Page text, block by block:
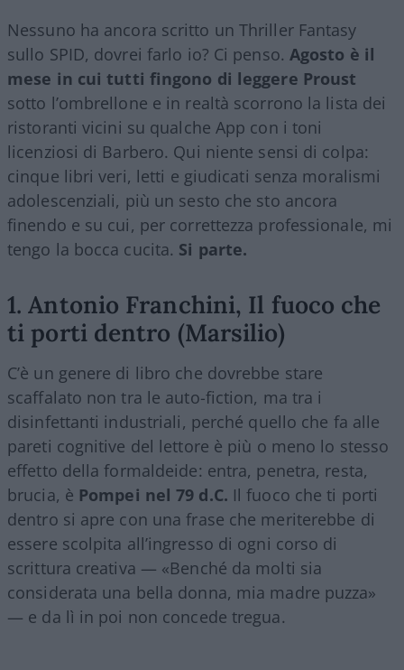
Nessuno ha ancora scritto un Thriller Fantasy
sullo SPID, dovrei farlo io? Ci penso. Agosto è il
mese in cui tutti fingono di leggere Proust
sotto l’ombrellone e in realtà scorrono la lista dei
ristoranti vicini su qualche App con i toni
licenziosi di Barbero. Qui niente sensi di colpa:
cinque libri veri, letti e giudicati senza moralismi
adolescenziali, più un sesto che sto ancora
finendo e su cui, per correttezza professionale, mi
tengo la bocca cucita. Si parte.
1. Antonio Franchini, Il fuoco che
ti porti dentro (Marsilio)
C’è un genere di libro che dovrebbe stare
scaffalato non tra le auto-fiction, ma tra i
disinfettanti industriali, perché quello che fa alle
pareti cognitive del lettore è più o meno lo stesso
effetto della formaldeide: entra, penetra, resta,
brucia, è Pompei nel 79 d.C. Il fuoco che ti porti
dentro si apre con una frase che meriterebbe di
essere scolpita all’ingresso di ogni corso di
scrittura creativa — «Benché da molti sia
considerata una bella donna, mia madre puzza»
— e da lì in poi non concede tregua.